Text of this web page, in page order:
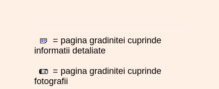
= pagina gradinitei cuprinde
informatii detaliate
= pagina gradinitei cuprinde
fotografii